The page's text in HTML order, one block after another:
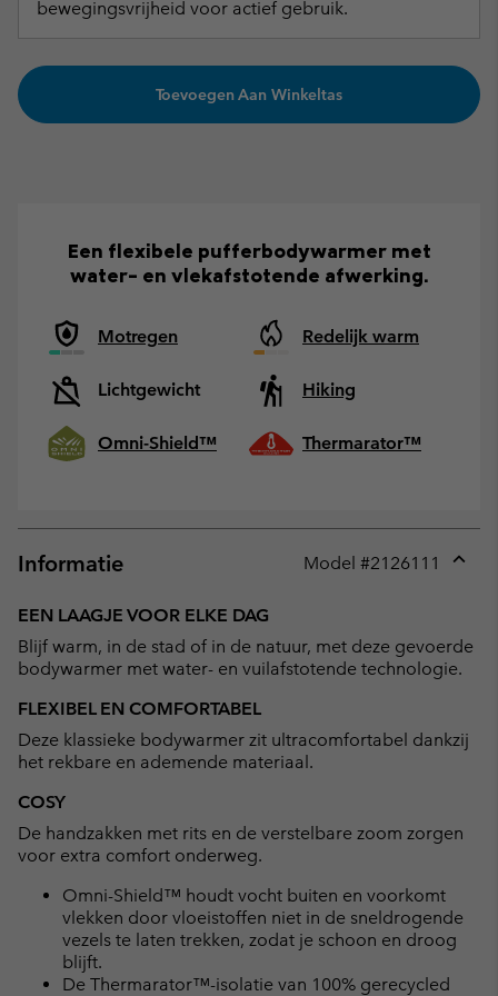
bewegingsvrijheid voor actief gebruik.
Toevoegen Aan Winkeltas
Een flexibele pufferbodywarmer met
water- en vlekafstotende afwerking.
Motregen Redelijk warm
Lichtgewicht Hiking
Omni-Shield™ Thermarator™
Informatie Model #2126111
EEN LAAGJE VOOR ELKE DAG
Blijf warm, in de stad of in de natuur, met deze gevoerde
bodywarmer met water- en vuilafstotende technologie.
FLEXIBEL EN COMFORTABEL
Deze klassieke bodywarmer zit ultracomfortabel dankzij
het rekbare en ademende materiaal.
COSY
De handzakken met rits en de verstelbare zoom zorgen
voor extra comfort onderweg.
Omni-Shield™ houdt vocht buiten en voorkomt
vlekken door vloeistoffen niet in de sneldrogende
vezels te laten trekken, zodat je schoon en droog
blijft.
De Thermarator™-isolatie van 100% gerecycled